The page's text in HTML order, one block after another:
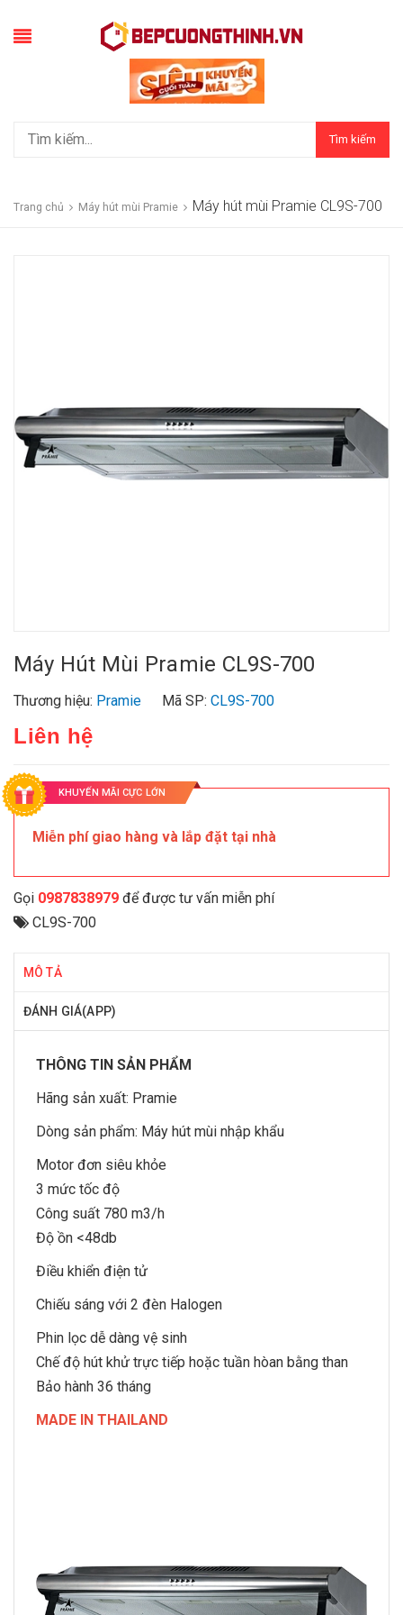
Tìm kiếm
Trang chủ Máy hút mùi Pramie Máy hút mùi Pramie CL9S-700
Máy Hút Mùi Pramie CL9S-700
Thương hiệu: Pramie Mã SP: CL9S-700
Liên hệ
KHUYẾN MÃI CỰC LỚN
Miễn phí giao hàng và lắp đặt tại nhà
Gọi 0987838979 để được tư vấn miễn phí
CL9S-700
MÔ TẢ
ĐÁNH GIÁ(APP)
THÔNG TIN SẢN PHẨM
Hãng sản xuất: Pramie
Dòng sản phẩm: Máy hút mùi nhập khẩu
Motor đơn siêu khỏe
3 mức tốc độ
Công suất 780 m3/h
Độ ồn <48db
Điều khiển điện tử
Chiếu sáng với 2 đèn Halogen
Phin lọc dễ dàng vệ sinh
Chế độ hút khử trực tiếp hoặc tuần hòan bằng than
Bảo hành 36 tháng
MADE IN THAILAND